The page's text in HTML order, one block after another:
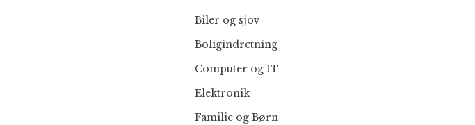
Biler og sjov
Boligindretning
Computer og IT
Elektronik
Familie og Børn